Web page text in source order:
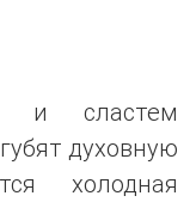
и сластем
духовную
холодная